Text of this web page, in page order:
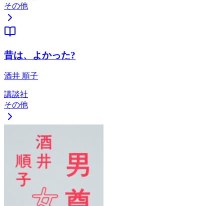
その他
昔は、よかった?
酒井 順子
講談社
その他